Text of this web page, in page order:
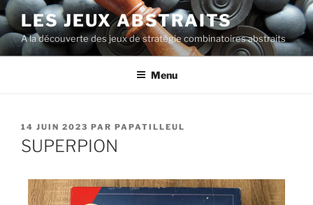
LES JEUX ABSTRAITS
A la découverte des jeux de stratégie combinatoires abstraits
Menu
14 JUIN 2023 PAR PAPATILLEUL
SUPERPION